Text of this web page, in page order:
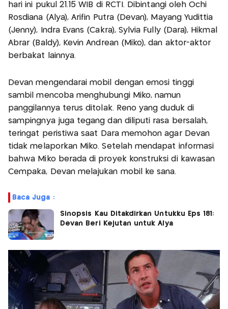
hari ini pukul 21.15 WIB di RCTI. Dibintangi oleh Ochi
Rosdiana (Alya), Arifin Putra (Devan), Mayang Yudittia
(Jenny), Indra Evans (Cakra), Sylvia Fully (Dara), Hikmal
Abrar (Baldy), Kevin Andrean (Miko), dan aktor-aktor
berbakat lainnya.
Devan mengendarai mobil dengan emosi tinggi
sambil mencoba menghubungi Miko, namun
panggilannya terus ditolak. Reno yang duduk di
sampingnya juga tegang dan diliputi rasa bersalah,
teringat peristiwa saat Dara memohon agar Devan
tidak melaporkan Miko. Setelah mendapat informasi
bahwa Miko berada di proyek konstruksi di kawasan
Cempaka, Devan melajukan mobil ke sana.
Baca Juga :
Sinopsis Kau Ditakdirkan Untukku Eps 181:
Devan Beri Kejutan untuk Alya